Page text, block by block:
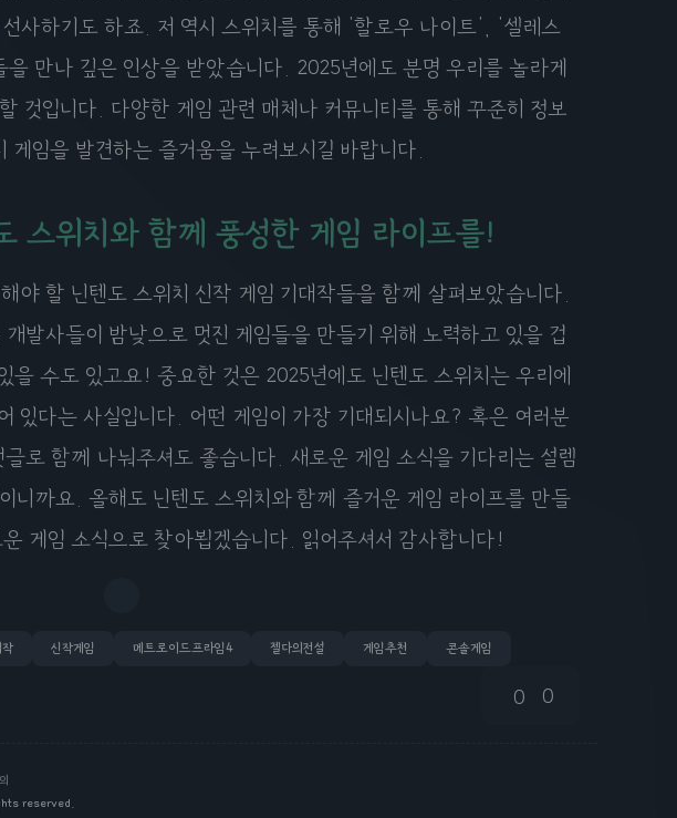
사하기도 하죠. 저 역시 스위치를 통해 '할로우 나이트', '셀레스
만나 깊은 인상을 받았습니다. 2025년에도 분명 우리를 놀라게
것입니다. 다양한 게임 관련 매체나 커뮤니티를 통해 꾸준히 정보
임을 발견하는 즐거움을 누려보시길 바랍니다.
스위치와 함께 풍성한 게임 라이프를!
야 할 닌텐도 스위치 신작 게임 기대작들을 함께 살펴보았습니다.
발사들이 밤낮으로 멋진 게임들을 만들기 위해 노력하고 있을 겁
수도 있고요! 중요한 것은 2025년에도 닌텐도 스위치는 우리에
있다는 사실입니다. 어떤 게임이 가장 기대되시나요? 혹은 여러분
로 함께 나눠주셔도 좋습니다. 새로운 게임 소식을 기다리는 설렘
니까요. 올해도 닌텐도 스위치와 함께 즐거운 게임 라이프를 만들
게임 소식으로 찾아뵙겠습니다. 읽어주셔서 감사합니다!
작 신작게임 메트로이드프라임4 젤다의전설 게임추천 콘솔게임
0 0
reserved.